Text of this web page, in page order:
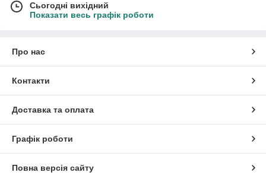
Сьогодні вихідний
Показати весь графік роботи
Про нас
Контакти
Доставка та оплата
Графік роботи
Повна версія сайту